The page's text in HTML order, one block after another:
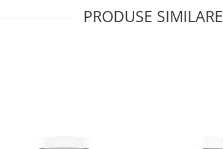
PRODUSE SIMILARE